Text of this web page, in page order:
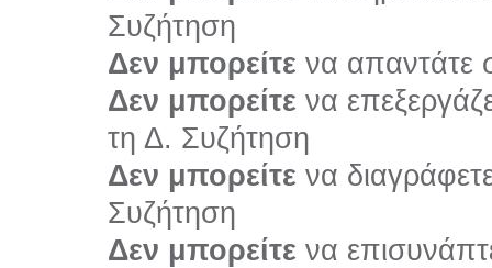
Συζήτηση
Δεν μπορείτε να απαντάτε
Δεν μπορείτε να
τη Δ. Συζήτηση
Δεν μπορείτε να
Συζήτηση
Δεν μπορείτε να